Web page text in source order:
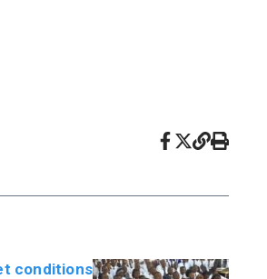
conditions